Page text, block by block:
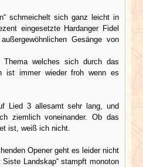
schmeichelt sich ganz leicht in
eingesetzte Hardanger Fidel
Gesänge von
welches sich durch das
ist immer wieder froh wenn es
Lied 3 allesamt sehr lang, und
ziemlich voneinander. Ob das
ist, weiß ich nicht.
Opener geht es leider nicht
Landskap“ stampft monoton